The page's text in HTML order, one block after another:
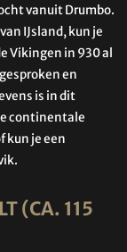
vanuit Drumbo.
IJsland, kun je
Vikingen in 930 al
en
is in dit
continentale
kun je een
(CA. 115